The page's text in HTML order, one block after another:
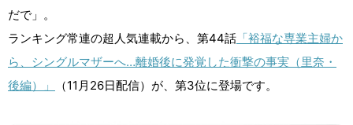
だで」。
ランキング常連の超人気連載から、第44話 「裕福な専業主婦か
ら、シングルマザーへ…離婚後に発覚した衝撃の事実（里奈・
後編）」
（11月26日配信）が、第3位に登場です。